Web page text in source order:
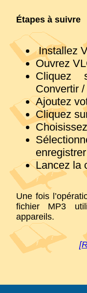
Étapes à suivre
Installez
Ouvrez
Cliquez
Convertir
Ajoutez
Cliquez
Lancez la
Une fois
fichier MP3
appareils.